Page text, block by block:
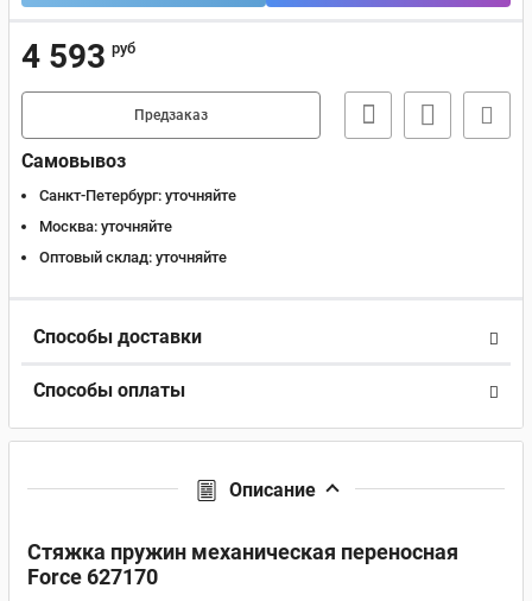
4 593 руб
Предзаказ
Самовывоз
Санкт-Петербург: уточняйте
Москва: уточняйте
Оптовый склад: уточняйте
Способы доставки
Способы оплаты
Описание
Стяжка пружин механическая переносная
Force 627170